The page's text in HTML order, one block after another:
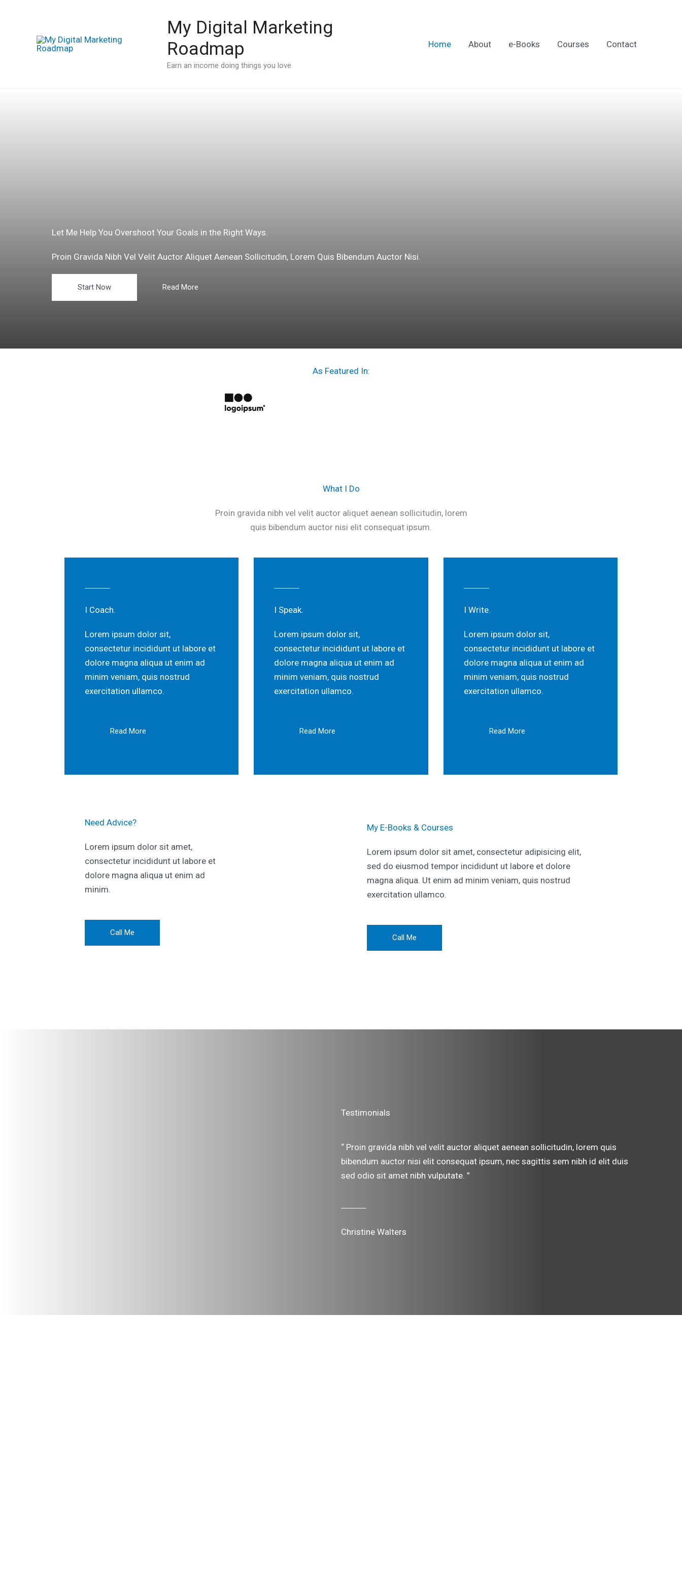
My Digital Marketing
Roadmap
Earn an income doing things you love
Home About e-Books Courses Contact
Let Me Help You Overshoot Your Goals in the Right Ways.
Proin Gravida Nibh Vel Velit Auctor Aliquet Aenean Sollicitudin, Lorem Quis Bibendum Auctor Nisi.
Start Now Read More
As Featured In:
What I Do
Proin gravida nibh vel velit auctor aliquet aenean sollicitudin, lorem
quis bibendum auctor nisi elit consequat ipsum.
I Coach.
Lorem ipsum dolor sit,
consectetur incididunt ut labore et
dolore magna aliqua ut enim ad
minim veniam, quis nostrud
exercitation ullamco.
Read More
I Speak.
Lorem ipsum dolor sit,
consectetur incididunt ut labore et
dolore magna aliqua ut enim ad
minim veniam, quis nostrud
exercitation ullamco.
Read More
I Write.
Lorem ipsum dolor sit,
consectetur incididunt ut labore et
dolore magna aliqua ut enim ad
minim veniam, quis nostrud
exercitation ullamco.
Read More
Need Advice?​
Lorem ipsum dolor sit amet,
consectetur incididunt ut labore et
dolore magna aliqua ut enim ad
minim.
Call Me
My E-Books & Courses
Lorem ipsum dolor sit amet, consectetur adipisicing elit,
sed do eiusmod tempor incididunt ut labore et dolore
magna aliqua. Ut enim ad minim veniam, quis nostrud
exercitation ullamco.
Call Me
Testimonials
“ Proin gravida nibh vel velit auctor aliquet aenean sollicitudin, lorem quis
bibendum auctor nisi elit consequat ipsum, nec sagittis sem nibh id elit duis
sed odio sit amet nibh vulputate. ”
Christine Walters